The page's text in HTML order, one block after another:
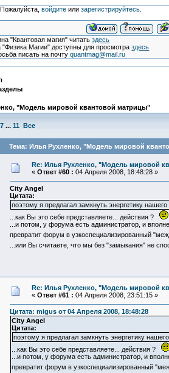
войдитеили зарегистрируйтесь.
"Квантовая магия" читатьздесь
"Физика Магии" доступны для просмотраздесь
писать на почтуquantmag@mail.ru
"Модель мировой квантовой матрицы"
7 ... 11 Все
Тема: Илья Рухленко, "Модель мировой
Re: Илья Рухленко, "Модель мировой
« Ответ #60 : 04 Апреля 2008, 18:48:28 »
City Angel
Цитата:
поэтому я предлагал замкнуть энергетику
...как Вы это себе представляете... действия ?
...и потом, у форума есть администратор, и
превратит форум в узкоспециализированный
...или Вы считаете, что мы без "замыкания" не
Re: Илья Рухленко, "Модель мировой
« Ответ #61 : 04 Апреля 2008, 23:51:15 »
Цитата: migus от 04 Апреля 2008, 18:48:28
City Angel
Цитата:
поэтому я предлагал замкнуть энергетику
...как Вы это себе представляете... действия ?
...и потом, у форума есть администратор, и
превратит форум в узкоспециализированный